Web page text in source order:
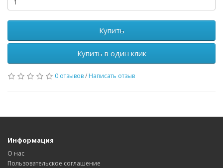
Купить
Купить в один клик
0 отзывов/ Написать отзыв
Информация
О нас
Пользовательское соглашение